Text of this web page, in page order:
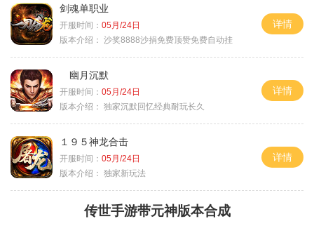
剑魂单职业
开服时间： 05月/24日
版本介绍： 沙奖8888沙捐免费顶赞免费自动挂
详情
幽月沉默
开服时间： 05月/24日
版本介绍： 独家沉默回忆经典耐玩长久
详情
１９５神龙合击
开服时间： 05月/24日
版本介绍： 独家新玩法
详情
传世手游带元神版本合成